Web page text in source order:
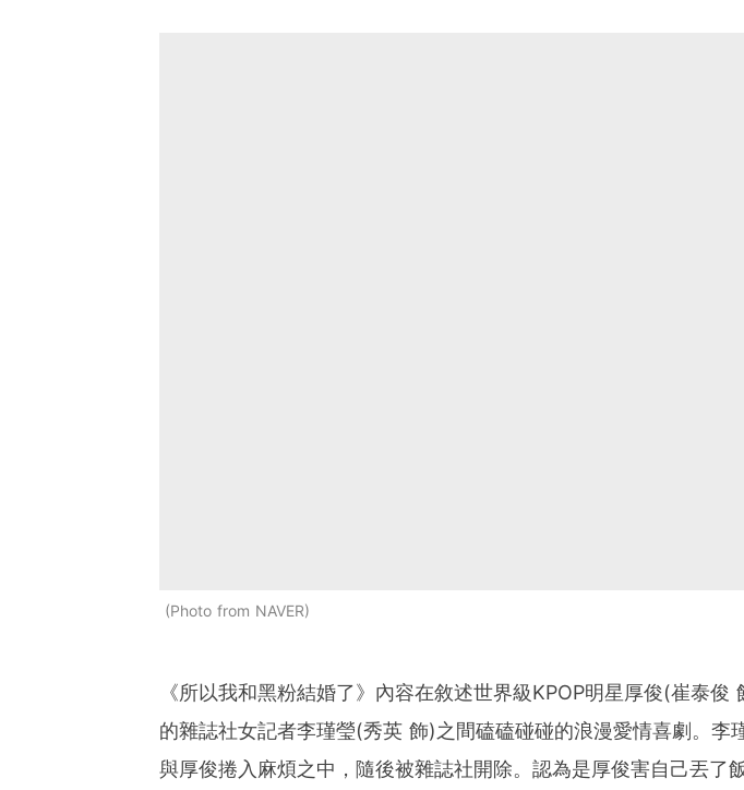
Photo from NAVER
《所以我和黑粉結婚了》內容在敘述世界級KPOP明星厚俊(崔泰俊
的雜誌社女記者李瑾瑩(秀英 飾)之間磕磕碰碰的浪漫愛情喜劇。李
與厚俊捲入麻煩之中，隨後被雜誌社開除。認為是厚俊害自己丟了